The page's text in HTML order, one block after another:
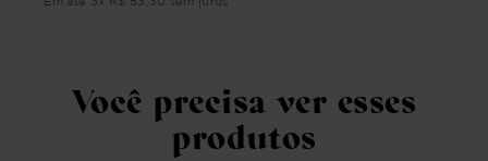
Você precisa ver esses
produtos